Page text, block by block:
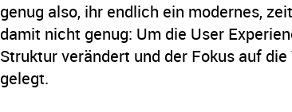
genug also, ihr endlich ein modernes,
damit nicht genug: Um die User
Struktur verändert und der Fokus auf
gelegt.